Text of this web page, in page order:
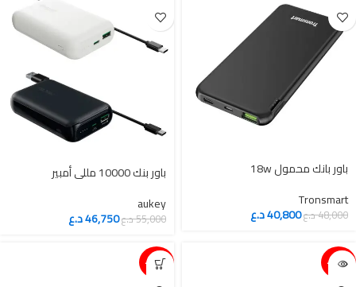
باور بانك محمول 18w
Tronsmart
48,000د.ع40,800د.ع
باور بنك 10000 مللي أمبير
aukey
55,000د.ع46,750د.ع
15%-
15%-